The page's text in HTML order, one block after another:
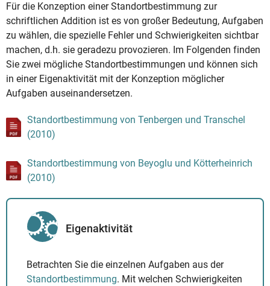
Für die Konzeption einer Standortbestimmung zur
schriftlichen Addition ist es von großer Bedeutung, Aufgaben
zu wählen, die spezielle Fehler und Schwierigkeiten sichtbar
machen, d.h. sie geradezu provozieren. Im Folgenden finden
Sie zwei mögliche Standortbestimmungen und können sich
in einer Eigenaktivität mit der Konzeption möglicher
Aufgaben auseinandersetzen.
Standortbestimmung von Tenbergen und Transchel
(2010)
Standortbestimmung von Beyoglu und Kötterheinrich
(2010)
Eigenaktivität
Betrachten Sie die einzelnen Aufgaben aus der
Standortbestimmung. Mit welchen Schwierigkeiten